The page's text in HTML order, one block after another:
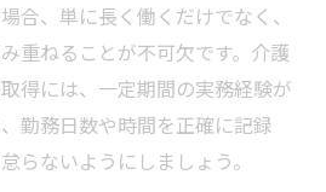
合、単に長く働くだけでなく、
重ねることが不可欠です。介護
得には、一定期間の実務経験が
勤務日数や時間を正確に記録
らないようにしましょう。